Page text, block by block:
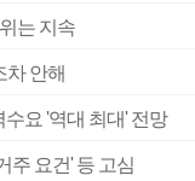
는 지속
안해
요 '역대 최대' 전망
주 요건' 등 고심